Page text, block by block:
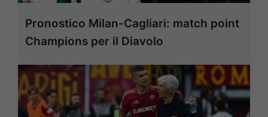
Pronostico Milan-Cagliari: match point
Champions per il Diavolo